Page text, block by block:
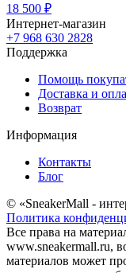
18 500 ₽
Интернет-магазин
+7 968 630 2828
Поддержка
Помощь
Доставка и
Возврат
Информация
Контакты
Блог
© «SneakerMall -
Политика
Все права на
www.sneakermall.ru,
материалов может